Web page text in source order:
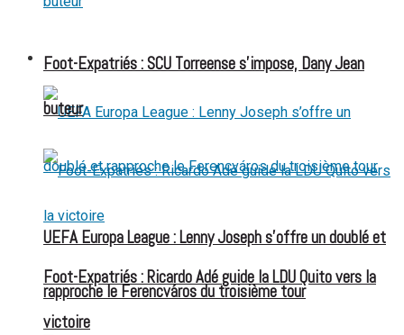
FOOT EXPATRIÉS
UEFA Europa League : Lenny Joseph s’offre un doublé et
rapproche le Ferencváros du troisième tour
Foot-Expatriés : SCU Torreense s’impose, Dany Jean
buteur
Foot-Expatriés : Ricardo Adé guide la LDU Quito vers la
victoire